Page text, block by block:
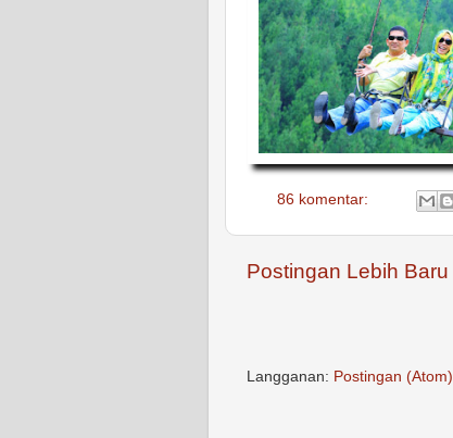
86 komentar:
Postingan Lebih Baru
Langganan: Postingan (Atom)